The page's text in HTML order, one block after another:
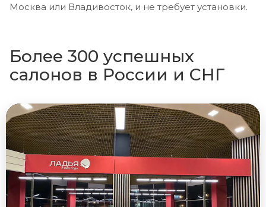
Москва или Владивосток, и не требует установки.
Более 300 успешных
салонов в России и СНГ